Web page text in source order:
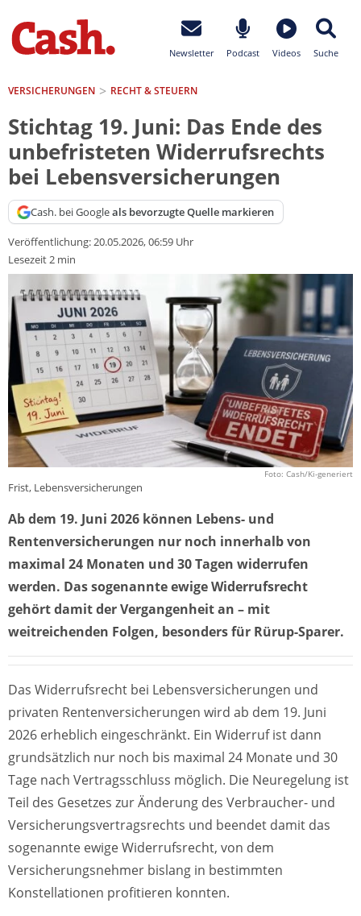
Newsletter Podcast Videos Suche
VERSICHERUNGEN RECHT & STEUERN
Stichtag 19. Juni: Das Ende des
unbefristeten Widerrufsrechts
bei Lebensversicherungen
Cash. bei Googleals bevorzugte Quelle markieren
Veröffentlichung:20.05.2026, 06:59 Uhr
Lesezeit 2 min
Foto: Cash/Ki-generiert
Frist, Lebensversicherungen
Ab dem 19. Juni 2026 können Lebens- und
Rentenversicherungen nur noch innerhalb von
maximal 24 Monaten und 30 Tagen widerrufen
werden. Das sogenannte ewige Widerrufsrecht
gehört damit der Vergangenheit an – mit
weitreichenden Folgen, besonders für Rürup-Sparer.
Das Widerrufsrecht bei Lebensversicherungen und
privaten Rentenversicherungen wird ab dem 19. Juni
2026 erheblich eingeschränkt. Ein Widerruf ist dann
grundsätzlich nur noch bis maximal 24 Monate und 30
Tage nach Vertragsschluss möglich. Die Neuregelung ist
Teil des Gesetzes zur Änderung des Verbraucher- und
Versicherungsvertragsrechts und beendet damit das
sogenannte ewige Widerrufsrecht, von dem
Versicherungsnehmer bislang in bestimmten
Konstellationen profitieren konnten.